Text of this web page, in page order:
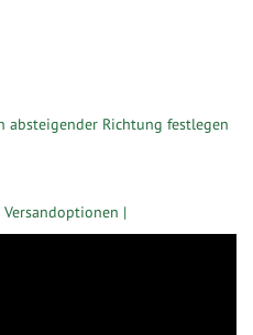
absteigender Richtung festlegen
Versandoptionen |